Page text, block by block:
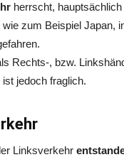
herrscht,
wie zum Beispiel Japan,
Rechts-, bzw.
jedoch fraglich.
Linksverkehr